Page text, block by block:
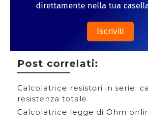
direttamente nella tua
Iscriviti
Post correlati:
Calcolatrice resistori in serie:
resistenza totale
Calcolatrice legge di Ohm